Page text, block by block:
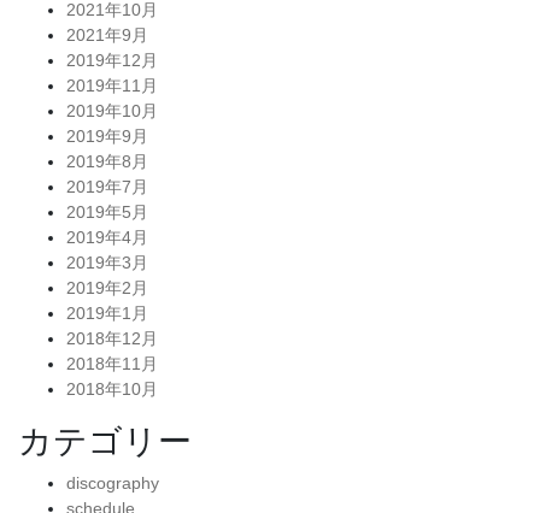
2021年10月
2021年9月
2019年12月
2019年11月
2019年10月
2019年9月
2019年8月
2019年7月
2019年5月
2019年4月
2019年3月
2019年2月
2019年1月
2018年12月
2018年11月
2018年10月
カテゴリー
discography
schedule